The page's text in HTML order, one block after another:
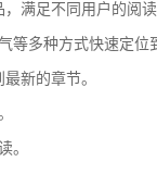
满足不同用户的阅读
多种方式快速定位
新的章节。
。